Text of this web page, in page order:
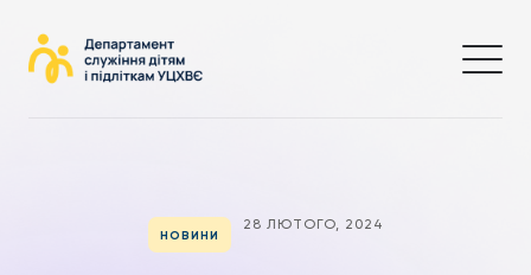
НОВИНИ
28 ЛЮТОГО, 2024